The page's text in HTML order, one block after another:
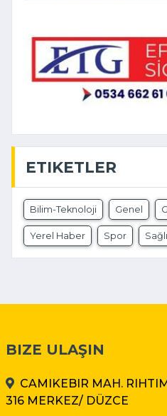
ETIKETLER
Bilim-Teknoloji Genel
Yerel Haber Spor
BIZE ULAŞIN
CAMIKEBIR MAH.
316 MERKEZ/ DÜZCE